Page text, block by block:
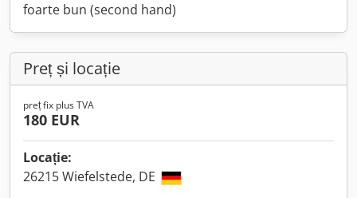
foarte bun (second hand)
Preț și locație
preț fix plus TVA
180 EUR
Locație:
26215 Wiefelstede, DE